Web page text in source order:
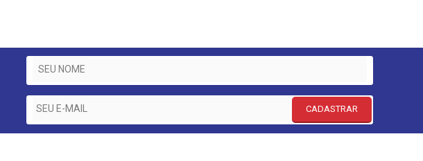
CADASTRAR